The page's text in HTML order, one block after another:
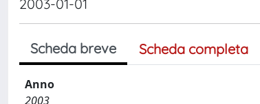
2003-01-01
Scheda breve Scheda completa
Anno
2003